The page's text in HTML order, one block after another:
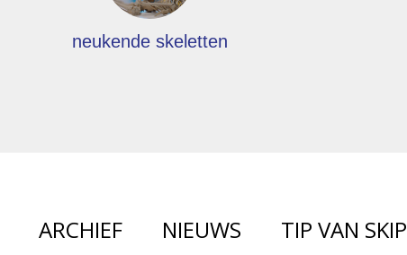
neukende skeletten
ARCHIEF NIEUWS TIP VAN SKIP